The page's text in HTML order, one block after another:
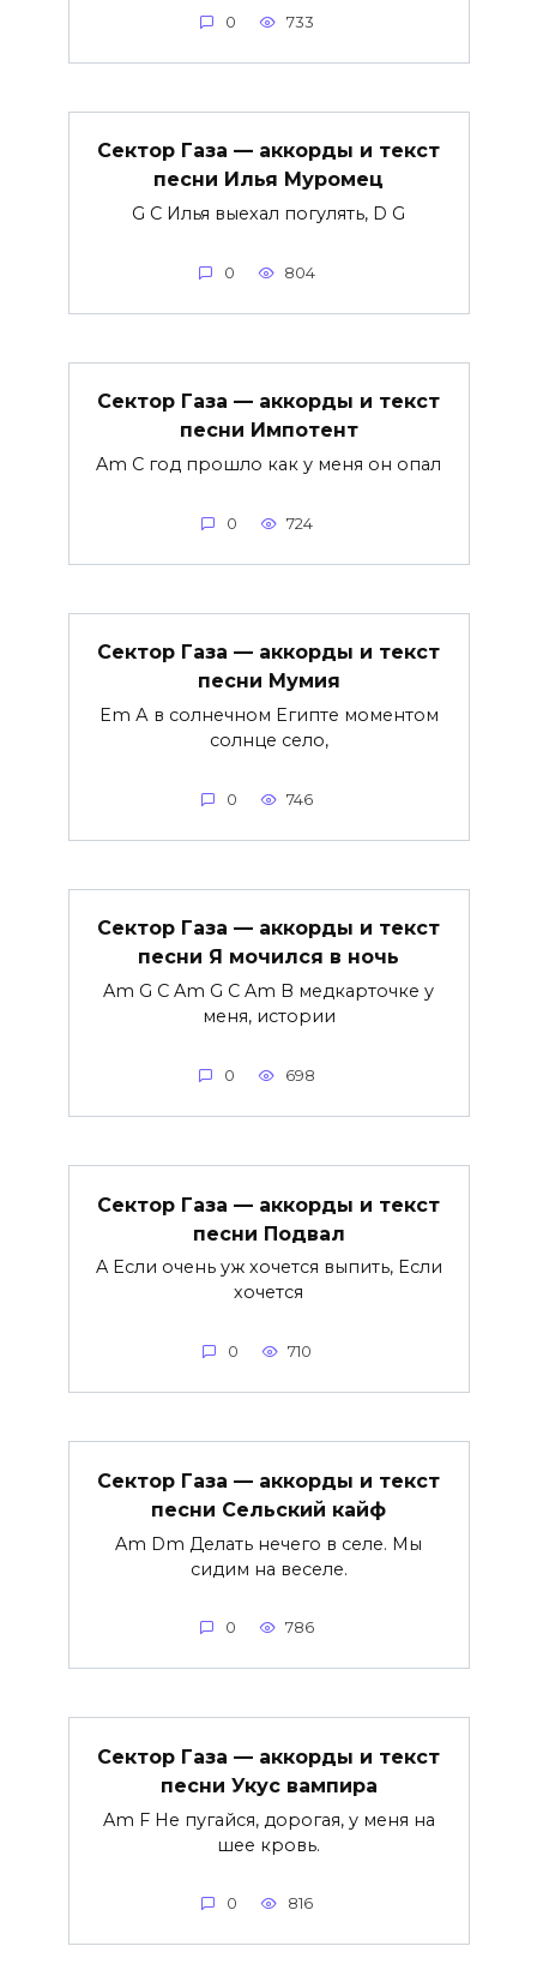
0 733
Сектор Газа — аккорды и текст
песни Илья Муромец
G C Илья выехал погулять, D G
0 804
Сектор Газа — аккорды и текст
песни Импотент
Am С год прошло как у меня он опал
0 724
Сектор Газа — аккорды и текст
песни Мумия
Em А в солнечном Египте моментом
солнце село,
0 746
Сектор Газа — аккорды и текст
песни Я мочился в ночь
Am G C Am G C Am В медкарточке у
меня, истории
0 698
Сектор Газа — аккорды и текст
песни Подвал
A Если очень уж хочется выпить, Если
хочется
0 710
Сектор Газа — аккорды и текст
песни Сельский кайф
Am Dm Делать нечего в селе. Мы
сидим на веселе.
0 786
Сектор Газа — аккорды и текст
песни Укус вампира
Am F Не пугайся, дорогая, у меня на
шее кровь.
0 816